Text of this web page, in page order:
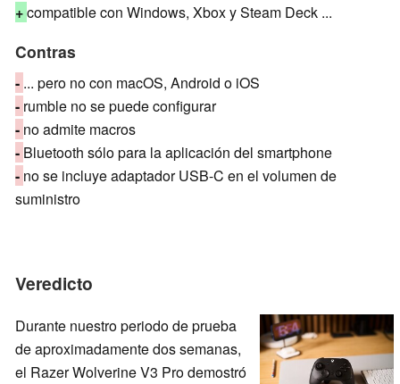
+compatible con Windows, Xbox y Steam Deck ...
Contras
- ... pero no con macOS, Android o iOS
- rumble no se puede configurar
- no admite macros
- Bluetooth sólo para la aplicación del smartphone
- no se incluye adaptador USB-C en el volumen de
suministro
Veredicto
Durante nuestro periodo de prueba
de aproximadamente dos semanas,
el Razer Wolverine V3 Pro demostró